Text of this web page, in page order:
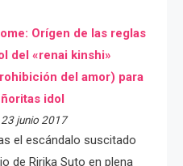
Orígen de las reglas
del «renai kinshi»
del amor) para
idol
23 junio 2017
el escándalo suscitado
de Ririka Suto en plena